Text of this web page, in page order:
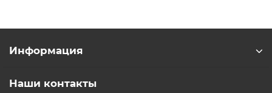
Информация
Наши контакты